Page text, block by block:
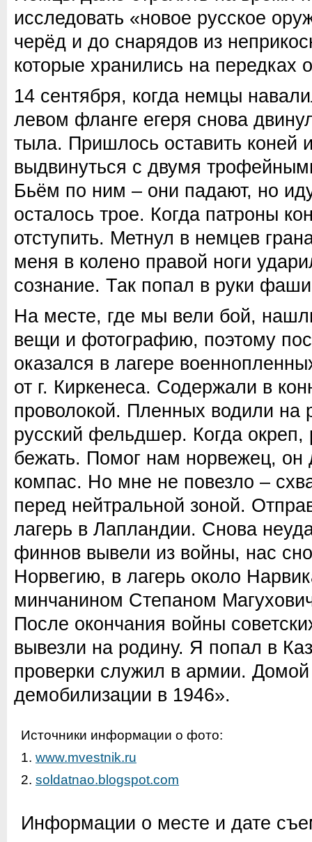
исследовать «новое русское
черёд и до снарядов из
которые хранились на передках
14 сентября, когда немцы
левом фланге егеря снова
тыла. Пришлось оставить коней
выдвинуться с двумя
Бьём по ним – они падают, но
осталось трое. Когда патроны
отступить. Метнул в немцев
меня в колено правой ноги
сознание. Так попал в руки
На месте, где мы вели бой,
вещи и фотографию, поэтому
оказался в лагере
от г. Киркенеса. Содержали в
проволокой. Пленных водили на
русский фельдшер. Когда
бежать. Помог нам норвежец, он
компас. Но мне не повезло –
перед нейтральной зоной.
лагерь в Лапландии. Снова
финнов вывели из войны, нас
Норвегию, в лагерь около
минчанином Степаном
После окончания войны
вывезли на родину. Я попал в
проверки служил в армии.
демобилизации в 1946».
Источники информации о фото:
1. www.mvestnik.ru
2. soldatnao.blogspot.com
Информации о месте и дате